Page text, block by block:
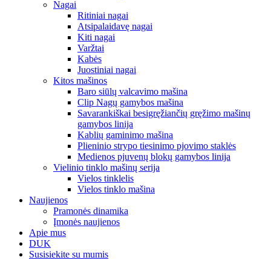
Nagai
Ritiniai nagai
Atsipalaidavę nagai
Kiti nagai
Varžtai
Kabės
Juostiniai nagai
Kitos mašinos
Baro siūlų valcavimo mašina
Clip Nagų gamybos mašina
Savarankiškai besigręžiančių gręžimo mašinų
gamybos linija
Kablių gaminimo mašina
Plieninio strypo tiesinimo pjovimo staklės
Medienos pjuvenų blokų gamybos linija
Vielinio tinklo mašinų serija
Vielos tinklelis
Vielos tinklo mašina
Naujienos
Pramonės dinamika
Įmonės naujienos
Apie mus
DUK
Susisiekite su mumis